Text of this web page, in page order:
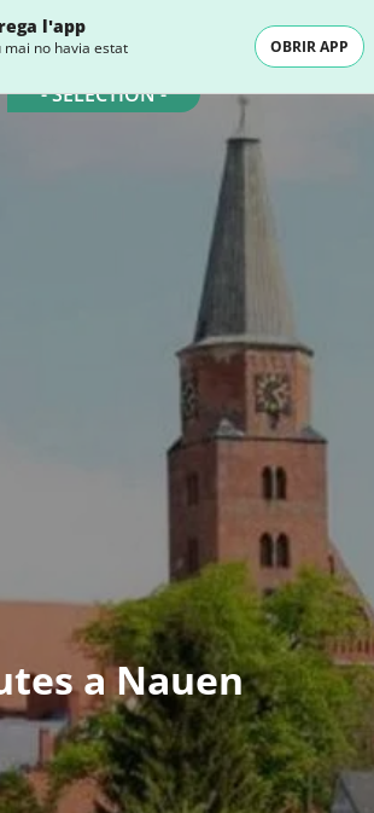
l'app
mai no havia estat
OBRIR APP
- SELECTION -
a Nauen